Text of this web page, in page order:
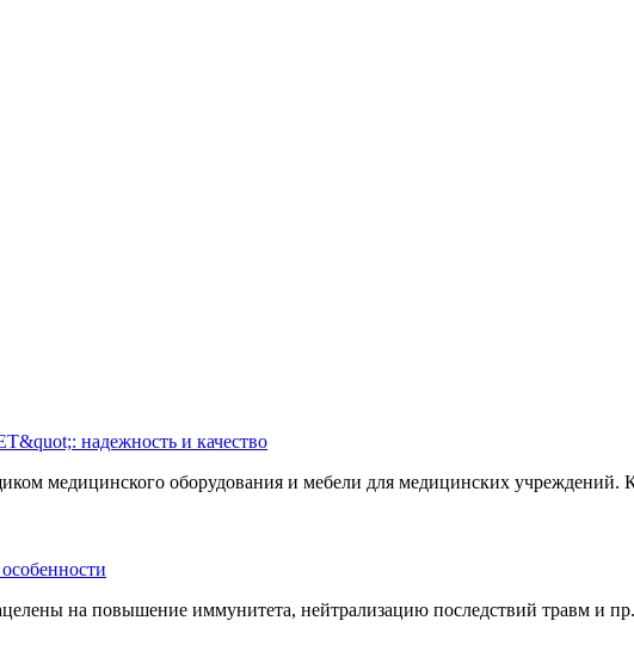
медицинского оборудования и мебели для медицинских учреждений.
на повышение иммунитета, нейтрализацию последствий травм и